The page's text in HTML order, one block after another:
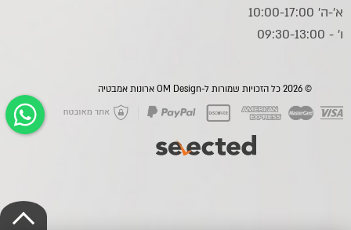
א'-ה' 10:00-17:00
ו׳ - 09:30-13:00
© 2026 כל הזכויות שמורות ל-OM Design ארונות אמבטיה